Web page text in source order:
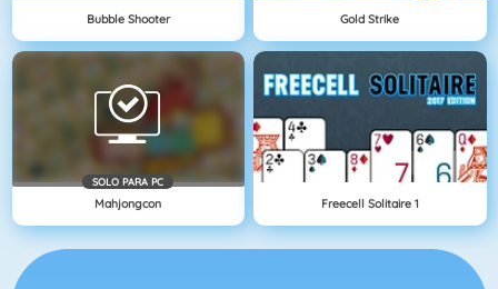
Bubble Shooter Gold Strike
SOLO PARA PC
Mahjongcon Freecell Solitaire 1